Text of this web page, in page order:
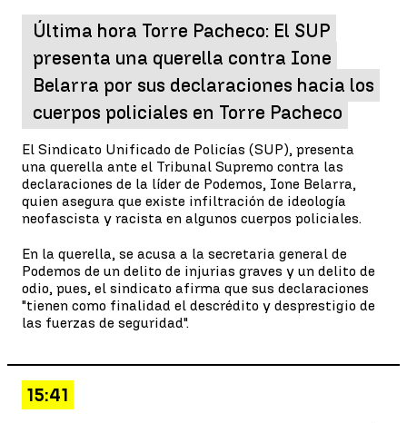
Última hora Torre Pacheco: El SUP
presenta una querella contra Ione
Belarra por sus declaraciones hacia los
cuerpos policiales en Torre Pacheco
El Sindicato Unificado de Policías (SUP), presenta
una querella ante el Tribunal Supremo contra las
declaraciones de la líder de Podemos, Ione Belarra,
quien asegura que existe infiltración de ideología
neofascista y racista en algunos cuerpos policiales.
En la querella, se acusa a la secretaria general de
Podemos de un delito de injurias graves y un delito de
odio, pues, el sindicato afirma que sus declaraciones
"tienen como finalidad el descrédito y desprestigio de
las fuerzas de seguridad".
15:41